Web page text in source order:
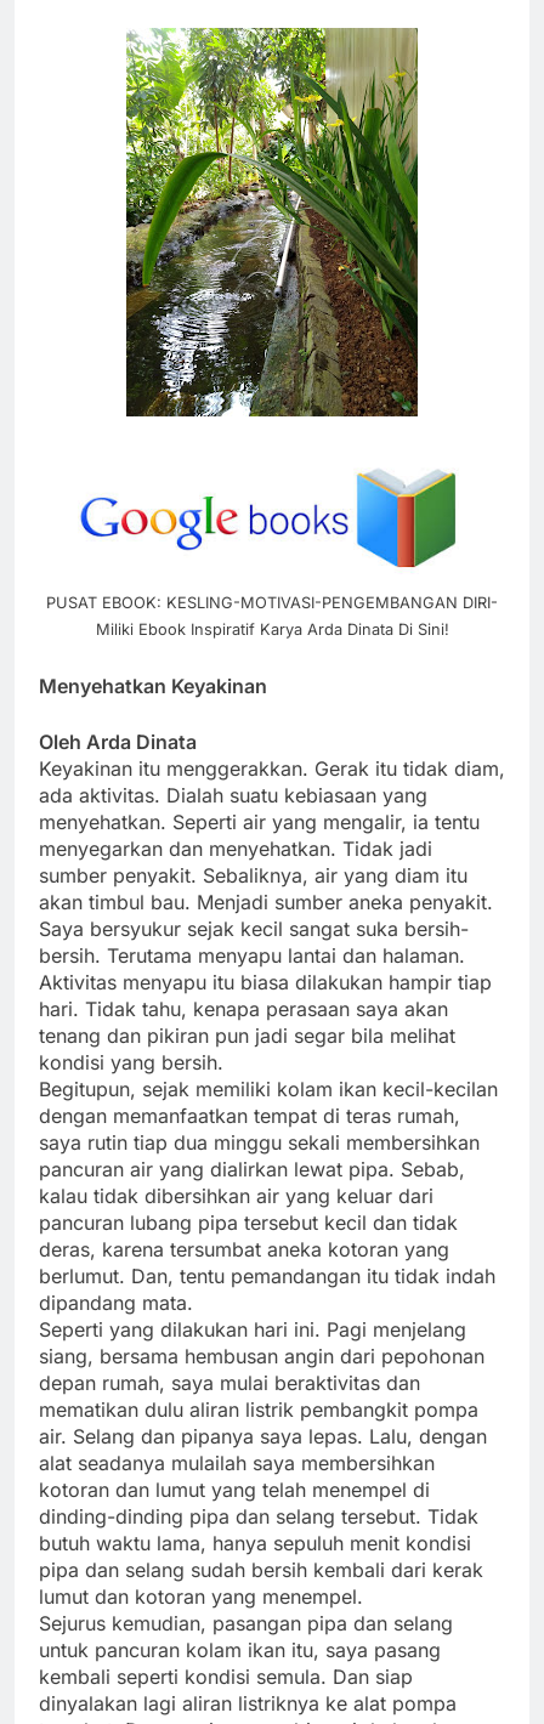
PUSAT EBOOK: KESLING-MOTIVASI-PENGEMBANGAN DIRI-
Miliki Ebook Inspiratif Karya Arda Dinata Di Sini!
Menyehatkan Keyakinan
Oleh Arda Dinata
Keyakinan itu menggerakkan. Gerak itu tidak diam,
ada aktivitas. Dialah suatu kebiasaan yang
menyehatkan. Seperti air yang mengalir, ia tentu
menyegarkan dan menyehatkan. Tidak jadi
sumber penyakit. Sebaliknya, air yang diam itu
akan timbul bau. Menjadi sumber aneka penyakit.
Saya bersyukur sejak kecil sangat suka bersih-
bersih. Terutama menyapu lantai dan halaman.
Aktivitas menyapu itu biasa dilakukan hampir tiap
hari. Tidak tahu, kenapa perasaan saya akan
tenang dan pikiran pun jadi segar bila melihat
kondisi yang bersih.
Begitupun, sejak memiliki kolam ikan kecil-kecilan
dengan memanfaatkan tempat di teras rumah,
saya rutin tiap dua minggu sekali membersihkan
pancuran air yang dialirkan lewat pipa. Sebab,
kalau tidak dibersihkan air yang keluar dari
pancuran lubang pipa tersebut kecil dan tidak
deras, karena tersumbat aneka kotoran yang
berlumut. Dan, tentu pemandangan itu tidak indah
dipandang mata.
Seperti yang dilakukan hari ini. Pagi menjelang
siang, bersama hembusan angin dari pepohonan
depan rumah, saya mulai beraktivitas dan
mematikan dulu aliran listrik pembangkit pompa
air. Selang dan pipanya saya lepas. Lalu, dengan
alat seadanya mulailah saya membersihkan
kotoran dan lumut yang telah menempel di
dinding-dinding pipa dan selang tersebut. Tidak
butuh waktu lama, hanya sepuluh menit kondisi
pipa dan selang sudah bersih kembali dari kerak
lumut dan kotoran yang menempel.
Sejurus kemudian, pasangan pipa dan selang
untuk pancuran kolam ikan itu, saya pasang
kembali seperti kondisi semula. Dan siap
dinyalakan lagi aliran listriknya ke alat pompa